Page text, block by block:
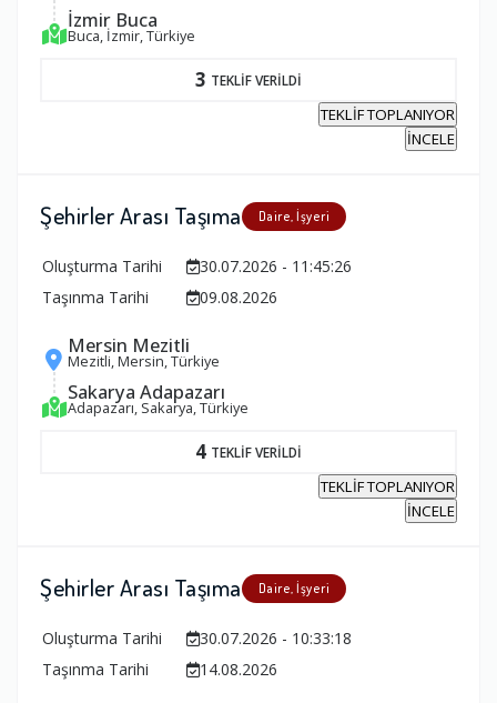
İzmir Buca
Buca, İzmir, Türkiye
3 TEKLİF VERİLDİ
TEKLİF TOPLANIYOR
İNCELE
Şehirler Arası Taşıma Daire, İşyeri
Oluşturma Tarihi
30.07.2026 - 11:45:26
Taşınma Tarihi
09.08.2026
Mersin Mezitli
Mezitli, Mersin, Türkiye
Sakarya Adapazarı
Adapazarı, Sakarya, Türkiye
4 TEKLİF VERİLDİ
TEKLİF TOPLANIYOR
İNCELE
Şehirler Arası Taşıma Daire, İşyeri
Oluşturma Tarihi
30.07.2026 - 10:33:18
Taşınma Tarihi
14.08.2026